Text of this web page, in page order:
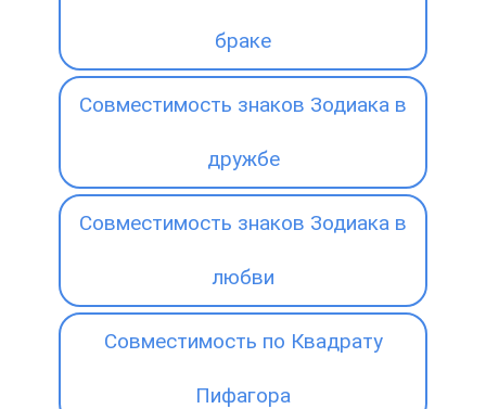
браке
Совместимость знаков Зодиака в
дружбе
Совместимость знаков Зодиака в
любви
Совместимость по Квадрату
Пифагора